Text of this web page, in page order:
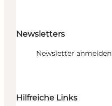
Newsletters
Newsletter anmelden
Hilfreiche Links